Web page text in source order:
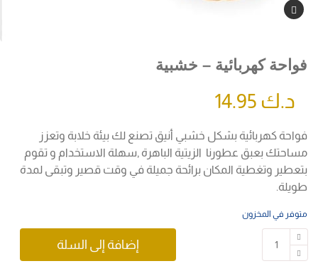
فواحة كهربائية – خشبية
د.ك
فواحة كهربائية بشكل خشبي أنيق تصنع لك بيئة خلابة وتعزز
مساحتك بعبق عطورنا الزيتية الباهرة ,سهلة الاستخدام و تقوم
بتعطير وتغطية المكان برائحة جميلة في وقت قصير وتبقى لمدة
طويلة.
متوفر في المخزون
إضافة إلى السلة